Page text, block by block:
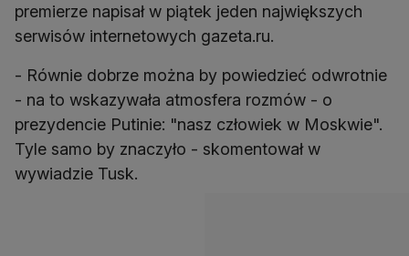
premierze napisał w piątek jeden największych
serwisów internetowych gazeta.ru.
- Równie dobrze można by powiedzieć odwrotnie
- na to wskazywała atmosfera rozmów - o
prezydencie Putinie: "nasz człowiek w Moskwie".
Tyle samo by znaczyło - skomentował w
wywiadzie Tusk.